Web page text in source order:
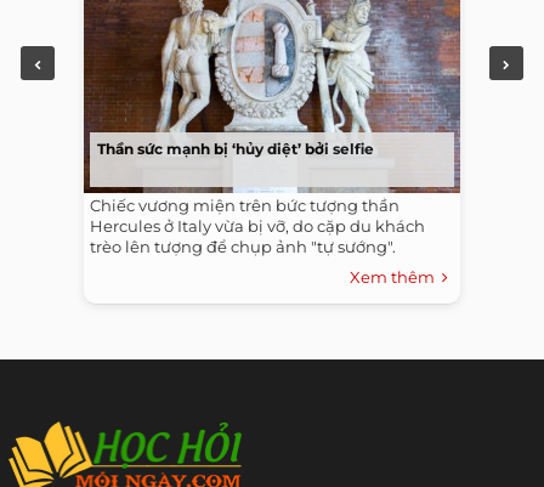
Thần sức mạnh bị ‘hủy diệt’ bởi selfie
Chiếc vương miện trên bức tượng thần
Hercules ở Italy vừa bị vỡ, do cặp du khách
trèo lên tượng để chụp ảnh "tự sướng".
Xem thêm